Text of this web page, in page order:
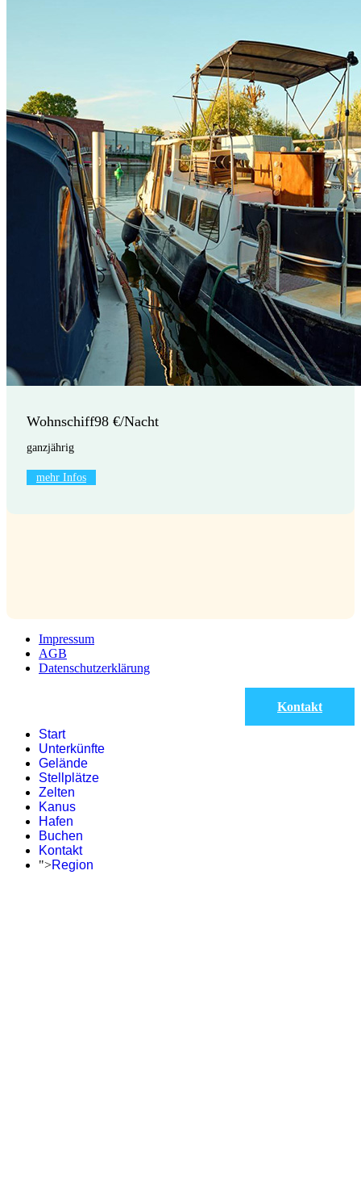
Wohnschiff98 €/Nacht
ganzjährig
mehr Infos
Impressum
AGB
Datenschutzerklärung
Kontakt
Start
Unterkünfte
Gelände
Stellplätze
Zelten
Kanus
Hafen
Buchen
Kontakt
">Region